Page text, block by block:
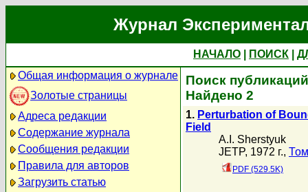
Журнал
НАЧАЛО ПОИСК
Общая информация о журнале
Золотые страницы
Адреса редакции
Содержание журнала
Сообщения редакции
Правила для авторов
Загрузить статью
Поиск
Найдено 2
1. Perturbation of
Field
A.I. Sherstyuk
JETP, 1972 г.,
PDF (529.5K)